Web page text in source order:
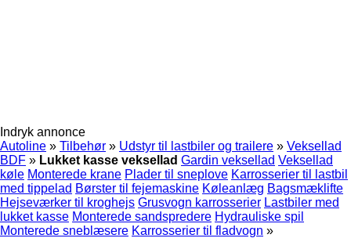
Indryk annonce
Autoline » Tilbehør » Udstyr til lastbiler og trailere » Veksellad
BDF » Lukket kasse veksellad Gardin veksellad Veksellad
køle Monterede krane Plader til sneplove Karrosserier til lastbil
med tippelad Børster til fejemaskine Køleanlæg Bagsmæklifte
Hejseværker til kroghejs Grusvogn karrosserier Lastbiler med
lukket kasse Monterede sandspredere Hydrauliske spil
Monterede sneblæsere Karrosserier til fladvogn »